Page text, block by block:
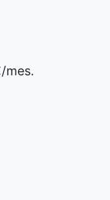
mes.